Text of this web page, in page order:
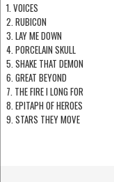
1. VOICES
2. RUBICON
3. LAY ME DOWN
4. PORCELAIN SKULL
5. SHAKE THAT DEMON
6. GREAT BEYOND
7. THE FIRE I LONG FOR
8. EPITAPH OF HEROES
9. STARS THEY MOVE